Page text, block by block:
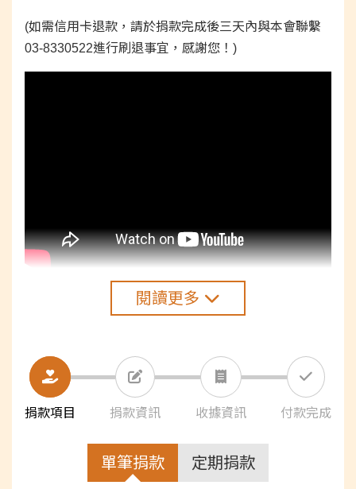
(如需信用卡退款，請於捐款完成後三天內與本會聯繫
03-8330522進行刷退事宜，感謝您！)
閱讀更多
捐款項目 捐款資訊 收據資訊 付款完成
單筆捐款 定期捐款